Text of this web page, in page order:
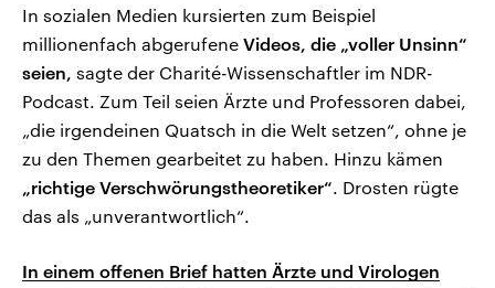
In sozialen Medien kursierten zum Beispiel
millionenfach abgerufene Videos, die „voller Unsinn“
seien, sagte der Charité-Wissenschaftler im NDR-
Podcast. Zum Teil seien Ärzte und Professoren dabei,
„die irgendeinen Quatsch in die Welt setzen“, ohne je
zu den Themen gearbeitet zu haben. Hinzu kämen
„richtige Verschwörungstheoretiker“. Drosten rügte
das als „unverantwortlich“.
In einem offenen Brief hatten Ärzte und Virologen